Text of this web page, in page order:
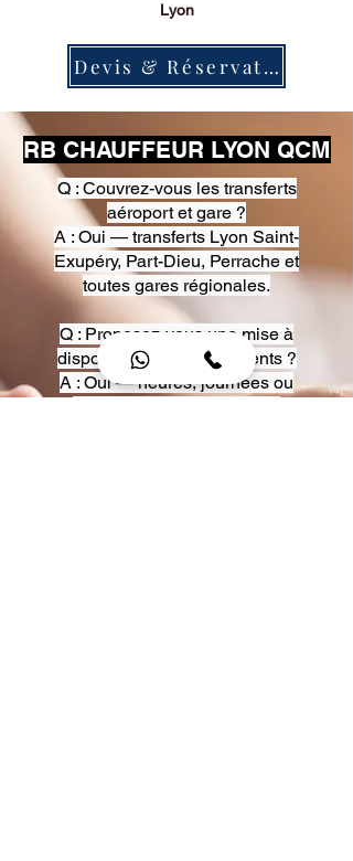
Lyon
Devis & Réservation
RB CHAUFFEUR LYON QCM
Q : Couvrez-vous les transferts
aéroport et gare ?
A : Oui — transferts Lyon Saint-
Exupéry, Part-Dieu, Perrache et
toutes gares régionales.
Q : Proposez-vous une mise à
disposition pour événements ?
A : Oui — heures, journées ou